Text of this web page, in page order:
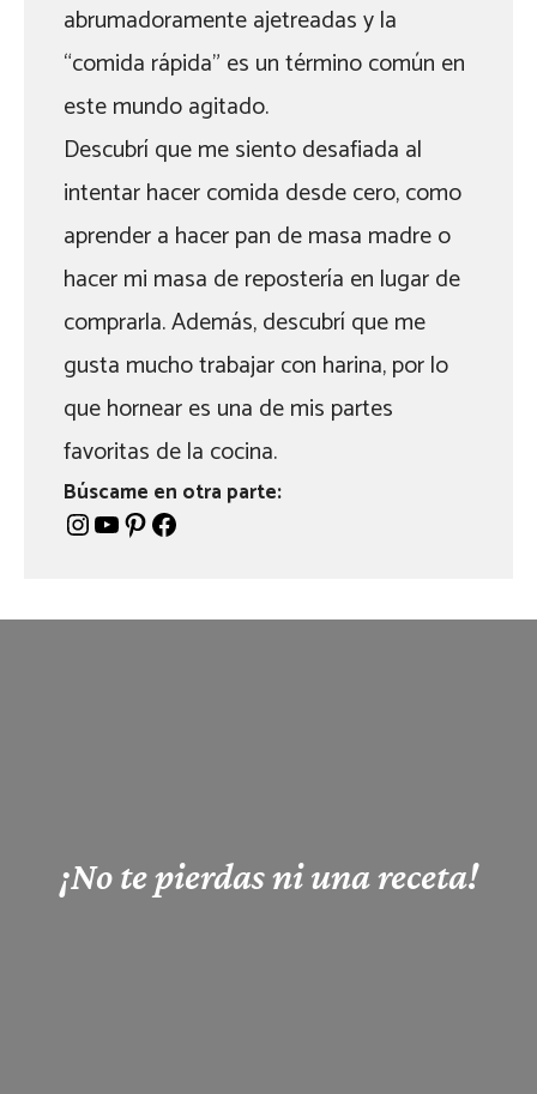
abrumadoramente ajetreadas y la
“comida rápida” es un término común en
este mundo agitado.
Descubrí que me siento desafiada al
intentar hacer comida desde cero, como
aprender a hacer pan de masa madre o
hacer mi masa de repostería en lugar de
comprarla. Además, descubrí que me
gusta mucho trabajar con harina, por lo
que hornear es una de mis partes
favoritas de la cocina.
Búscame en otra parte:
InstagramYouTube Pinterest Facebook
¡No te pierdas ni una receta!